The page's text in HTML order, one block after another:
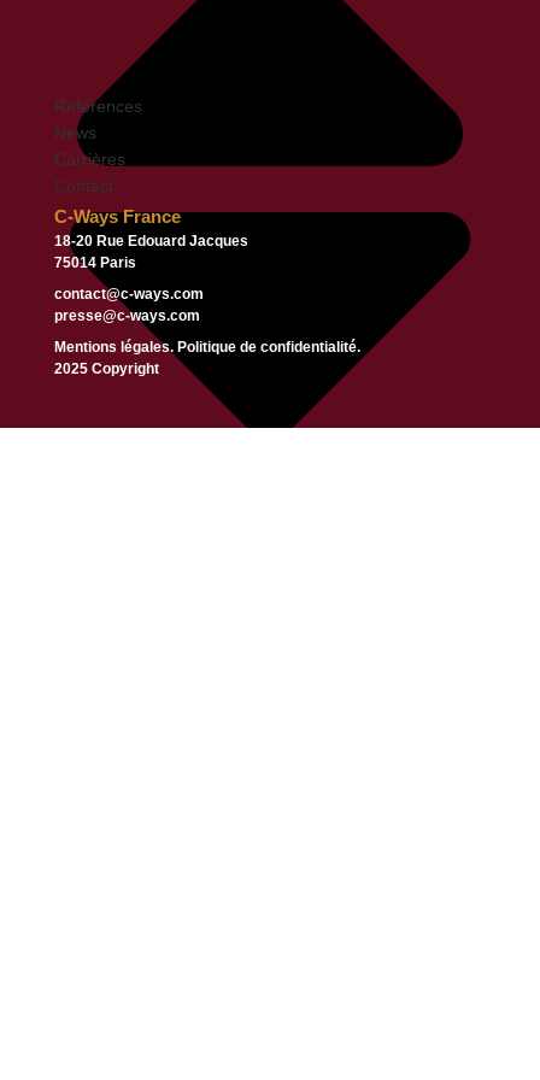
Références
News
Carrières
Contact
C-Ways France
18-20 Rue Edouard Jacques
75014 Paris
contact@c-ways.com
presse@c-ways.com
Mentions légales. Politique de confidentialité.
2025 Copyright